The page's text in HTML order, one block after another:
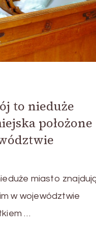
to nieduże
miasto
w województwie
…